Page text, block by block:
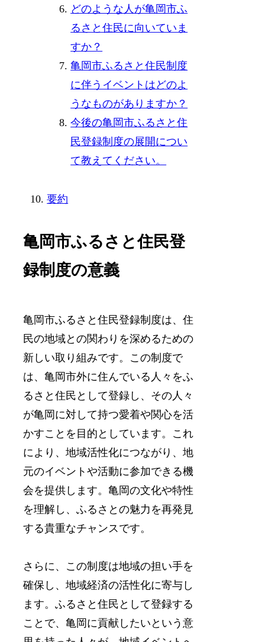
どのような人が亀岡市ふ
るさと住民に向いていま
すか？
亀岡市ふるさと住民制度
に伴うイベントはどのよ
うなものがありますか？
今後の亀岡市ふるさと住
民登録制度の展開につい
て教えてください。
要約
亀岡市ふるさと住民登
録制度の意義
亀岡市ふるさと住民登録制度は、住
民の地域との関わりを深めるための
新しい取り組みです。この制度で
は、亀岡市外に住んでいる人々をふ
るさと住民として登録し、その人々
が亀岡に対して持つ愛着や関心を活
かすことを目的としています。これ
により、地域活性化につながり、地
元のイベントや活動に参加できる機
会を提供します。亀岡の文化や特性
を理解し、ふるさとの魅力を再発見
する貴重なチャンスです。
さらに、この制度は地域の担い手を
確保し、地域経済の活性化に寄与し
ます。ふるさと住民として登録する
ことで、亀岡に貢献したいという意